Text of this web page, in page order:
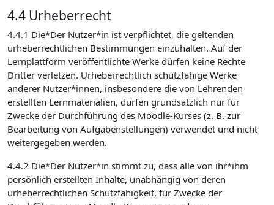
4.4 Urheberrecht
4.4.1 Die*Der Nutzer*in ist verpflichtet, die geltenden
urheberrechtlichen Bestimmungen einzuhalten. Auf der
Lernplattform veröffentlichte Werke dürfen keine Rechte
Dritter verletzen. Urheberrechtlich schutzfähige Werke
anderer Nutzer*innen, insbesondere die von Lehrenden
erstellten Lernmaterialien, dürfen grundsätzlich nur für
Zwecke der Durchführung des Moodle-Kurses (z. B. zur
Bearbeitung von Aufgabenstellungen) verwendet und nicht
weitergegeben werden.
4.4.2 Die*Der Nutzer*in stimmt zu, dass alle von ihr*ihm
persönlich erstellten Inhalte, unabhängig von deren
urheberrechtlichen Schutzfähigkeit, für Zwecke der